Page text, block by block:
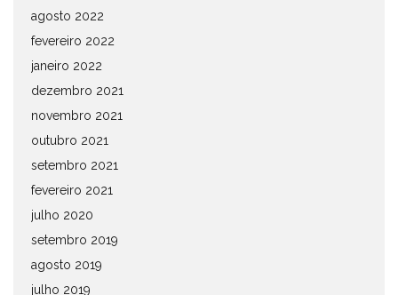
agosto 2022
fevereiro 2022
janeiro 2022
dezembro 2021
novembro 2021
outubro 2021
setembro 2021
fevereiro 2021
julho 2020
setembro 2019
agosto 2019
julho 2019